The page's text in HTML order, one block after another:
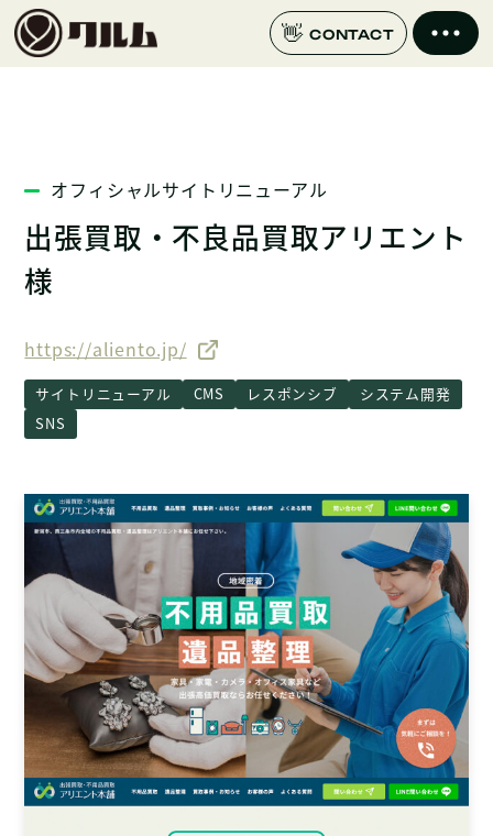
CONTACT
オフィシャルサイトリニューアル
出張買取・不良品買取アリエント
様
https://aliento.jp/
サイトリニューアル CMS レスポンシブ
システム開発
SNS